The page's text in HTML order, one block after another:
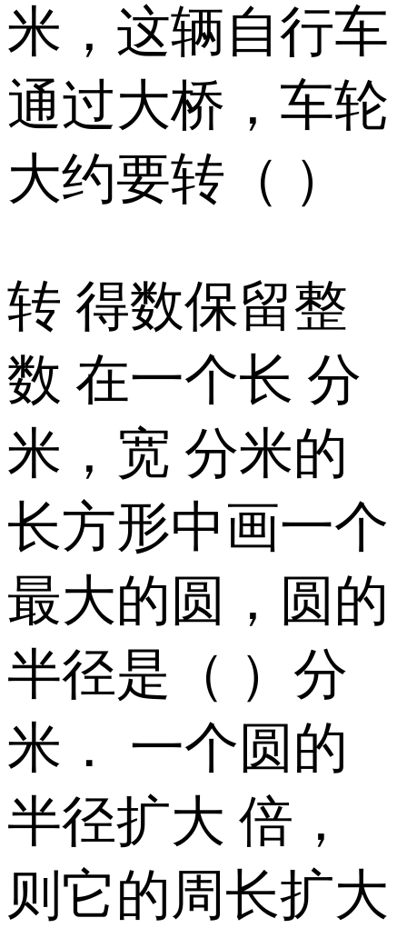
米，这辆自行车
通过大桥，车轮
大约要转（ ）
转 得数保留整
数 在一个长 分
米，宽 分米的
长方形中画一个
最大的圆，圆的
半径是（ ）分
米． 一个圆的
半径扩大 倍，
则它的周长扩大